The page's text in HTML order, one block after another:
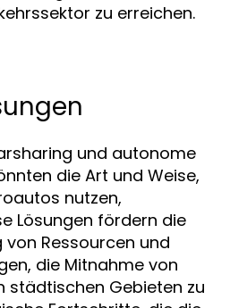
zu erreichen.
und autonome
die Art und Weise,
nutzen,
Lösungen fördern die
Ressourcen und
die Mitnahme von
städtischen Gebieten zu